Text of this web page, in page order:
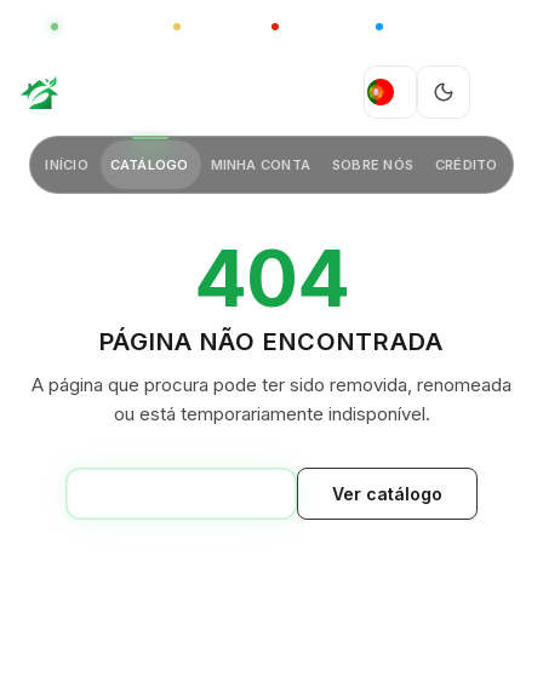
CHINA
INÍCIO CATÁLOGO MINHA CONTA SOBRE NÓS CRÉDITO
404
PÁGINA NÃO ENCONTRADA
A página que procura pode ter sido removida, renomeada
ou está temporariamente indisponível.
Ver catálogo